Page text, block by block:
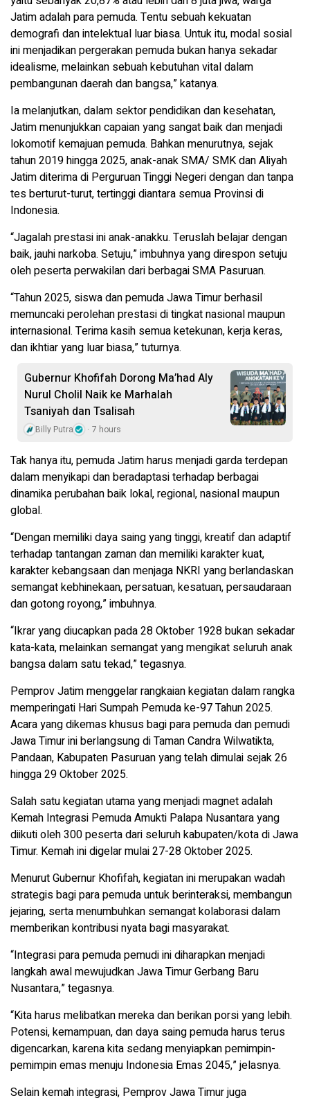
Jatim adalah para pemuda. Tentu sebuah kekuatan
demografi dan intelektual luar biasa. Untuk itu, modal sosial
ini menjadikan pergerakan pemuda bukan hanya sekadar
idealisme, melainkan sebuah kebutuhan vital dalam
pembangunan daerah dan bangsa,” katanya.
Ia melanjutkan, dalam sektor pendidikan dan kesehatan,
Jatim menunjukkan capaian yang sangat baik dan menjadi
lokomotif kemajuan pemuda. Bahkan menurutnya, sejak
tahun 2019 hingga 2025, anak-anak SMA/ SMK dan Aliyah
Jatim diterima di Perguruan Tinggi Negeri dengan dan tanpa
tes berturut-turut, tertinggi diantara semua Provinsi di
Indonesia.
“Jagalah prestasi ini anak-anakku. Teruslah belajar dengan
baik, jauhi narkoba. Setuju,” imbuhnya yang direspon setuju
oleh peserta perwakilan dari berbagai SMA Pasuruan.
“Tahun 2025, siswa dan pemuda Jawa Timur berhasil
memuncaki perolehan prestasi di tingkat nasional maupun
internasional. Terima kasih semua ketekunan, kerja keras,
dan ikhtiar yang luar biasa,” tuturnya.
Gubernur Khofifah Dorong Ma’had Aly
Nurul Cholil Naik ke Marhalah
Tsaniyah dan Tsalisah
Billy Putra 7 hours
Tak hanya itu, pemuda Jatim harus menjadi garda terdepan
dalam menyikapi dan beradaptasi terhadap berbagai
dinamika perubahan baik lokal, regional, nasional maupun
global.
“Dengan memiliki daya saing yang tinggi, kreatif dan adaptif
terhadap tantangan zaman dan memiliki karakter kuat,
karakter kebangsaan dan menjaga NKRI yang berlandaskan
semangat kebhinekaan, persatuan, kesatuan, persaudaraan
dan gotong royong,” imbuhnya.
“Ikrar yang diucapkan pada 28 Oktober 1928 bukan sekadar
kata-kata, melainkan semangat yang mengikat seluruh anak
bangsa dalam satu tekad,” tegasnya.
Pemprov Jatim menggelar rangkaian kegiatan dalam rangka
memperingati Hari Sumpah Pemuda ke-97 Tahun 2025.
Acara yang dikemas khusus bagi para pemuda dan pemudi
Jawa Timur ini berlangsung di Taman Candra Wilwatikta,
Pandaan, Kabupaten Pasuruan yang telah dimulai sejak 26
hingga 29 Oktober 2025.
Salah satu kegiatan utama yang menjadi magnet adalah
Kemah Integrasi Pemuda Amukti Palapa Nusantara yang
diikuti oleh 300 peserta dari seluruh kabupaten/kota di Jawa
Timur. Kemah ini digelar mulai 27-28 Oktober 2025.
Menurut Gubernur Khofifah, kegiatan ini merupakan wadah
strategis bagi para pemuda untuk berinteraksi, membangun
jejaring, serta menumbuhkan semangat kolaborasi dalam
memberikan kontribusi nyata bagi masyarakat.
“Integrasi para pemuda pemudi ini diharapkan menjadi
langkah awal mewujudkan Jawa Timur Gerbang Baru
Nusantara,” tegasnya.
“Kita harus melibatkan mereka dan berikan porsi yang lebih.
Potensi, kemampuan, dan daya saing pemuda harus terus
digencarkan, karena kita sedang menyiapkan pemimpin-
pemimpin emas menuju Indonesia Emas 2045,” jelasnya.
Selain kemah integrasi, Pemprov Jawa Timur juga